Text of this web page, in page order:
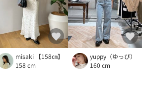
misaki 【158㎝】
158 cm
yuppy（ゆっぴ）
160 cm